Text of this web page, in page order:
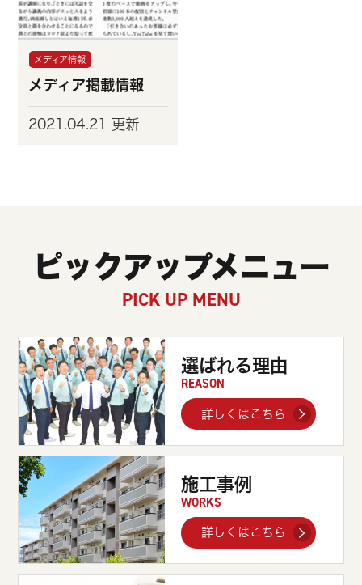
メディア情報
メディア掲載情報
2021.04.21 更新
ピックアップメニュー
PICK UP MENU
選ばれる理由
REASON
詳しくはこちら
施工事例
WORKS
詳しくはこちら